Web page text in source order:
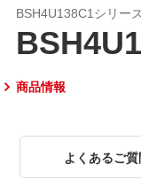
BSH4U138C1シリー
商品情報
よくあるご